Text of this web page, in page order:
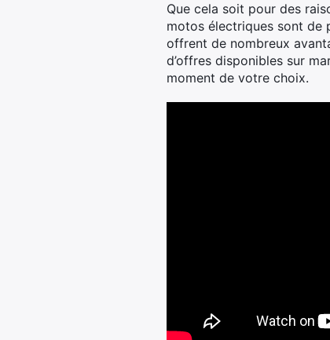
Que cela soit pour des
motos électriques sont de
offrent de nombreux
d’offres disponibles sur
moment de votre choix.